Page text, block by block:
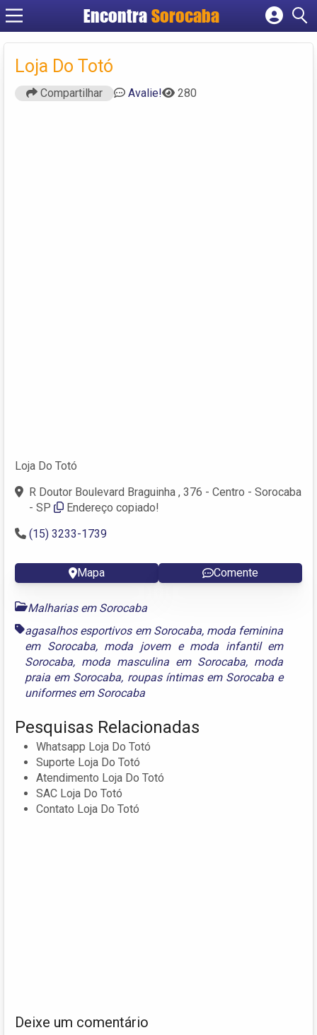
EncontraSorocaba
Cadastrar empresa
Loja Do Totó
Compartilhar Avalie! 280
Loja Do Totó
R Doutor Boulevard Braguinha , 376 - Centro - Sorocaba
- SP
Endereço copiado!
(15) 3233-1739
Mapa Comente
Malharias em Sorocaba
agasalhos esportivos em Sorocaba, moda feminina
em Sorocaba, moda jovem e moda infantil em
Sorocaba, moda masculina em Sorocaba, moda
praia em Sorocaba, roupas íntimas em Sorocaba e
uniformes em Sorocaba
Pesquisas Relacionadas
Whatsapp Loja Do Totó
Suporte Loja Do Totó
Atendimento Loja Do Totó
SAC Loja Do Totó
Contato Loja Do Totó
Deixe um comentário